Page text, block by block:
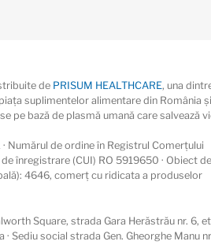
de PRISUM HEALTHCARE, una
suplimentelor alimentare din România
pe bază de plasmă umană care salvează
· Numărul de ordine în Registrul Comerțului
înregistrare (CUI) RO 5919650 · Obiect de
4646, comerț cu ridicata a produselor
Square, strada Gara Herăstrău nr. 6,
Sediu social strada Gen. Gheorghe Manu